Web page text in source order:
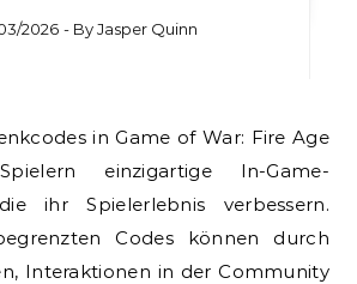
2026 - ByJasper Quinn
einzigartige In-Game-
ihr Spielerlebnis verbessern.
Codes können durch
Interaktionen in der Community